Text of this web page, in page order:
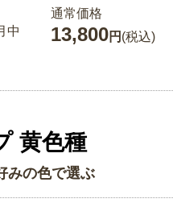
中
通常価格
13,800円 (税込)
黄色種
みの色で選ぶ